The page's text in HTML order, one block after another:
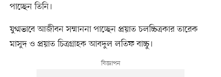
পাচ্ছেন তিনি।
যুগ্মভাবে আজীবন সম্মাননা পাচ্ছেন প্রয়াত চলচ্চিত্রকার তারেক
মাসুদ ও প্রয়াত চিত্রগ্রাহক আবদুল লতিফ বাচ্চু।